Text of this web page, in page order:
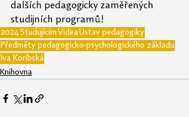
dalších pedagogicky zaměřených
studijních programů!
2024Studujícím VideaÚstav pedagogiky
Předměty pedagogicko-psychologického základu
Iva Koribská
Knihovna